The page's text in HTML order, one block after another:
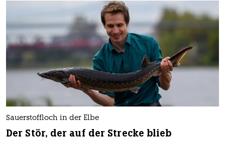
Sauerstoffloch in der Elbe
Der Stör, der auf der Strecke blieb